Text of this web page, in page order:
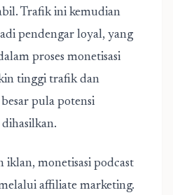
Trafik ini kemudian
pendengar loyal, yang
proses monetisasi
tinggi trafik dan
pula potensi
iklan, monetisasi podcast
affiliate marketing.